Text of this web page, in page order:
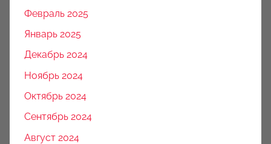
Февраль 2025
Январь 2025
Декабрь 2024
Ноябрь 2024
Октябрь 2024
Сентябрь 2024
Август 2024